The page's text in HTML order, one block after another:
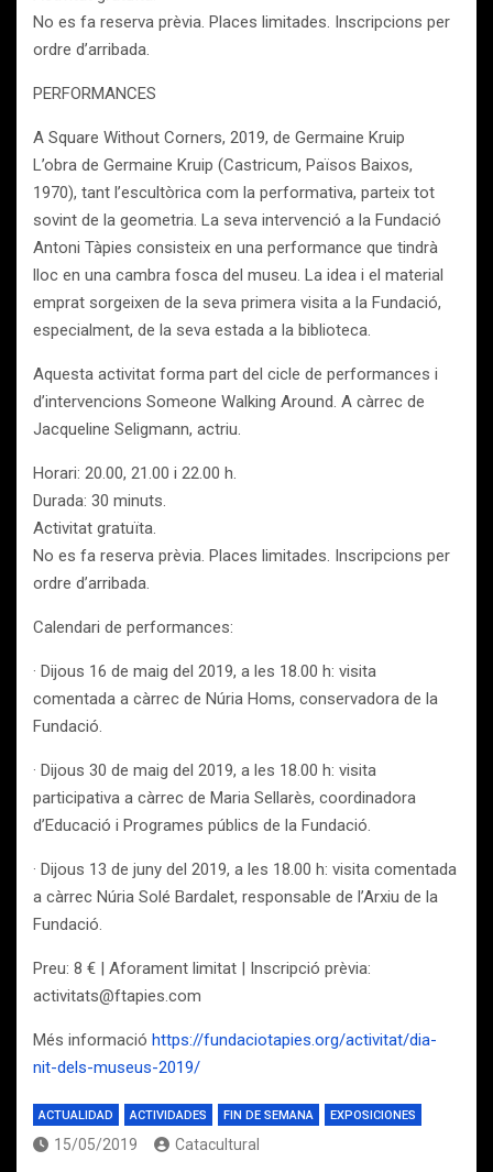
No es fa reserva prèvia. Places limitades. Inscripcions per
ordre d’arribada.
PERFORMANCES
A Square Without Corners, 2019, de Germaine Kruip
L’obra de Germaine Kruip (Castricum, Països Baixos,
1970), tant l’escultòrica com la performativa, parteix tot
sovint de la geometria. La seva intervenció a la Fundació
Antoni Tàpies consisteix en una performance que tindrà
lloc en una cambra fosca del museu. La idea i el material
emprat sorgeixen de la seva primera visita a la Fundació,
especialment, de la seva estada a la biblioteca.
Aquesta activitat forma part del cicle de performances i
d’intervencions Someone Walking Around. A càrrec de
Jacqueline Seligmann, actriu.
Horari: 20.00, 21.00 i 22.00 h.
Durada: 30 minuts.
Activitat gratuïta.
No es fa reserva prèvia. Places limitades. Inscripcions per
ordre d’arribada.
Calendari de performances:
· Dijous 16 de maig del 2019, a les 18.00 h: visita
comentada a càrrec de Núria Homs, conservadora de la
Fundació.
· Dijous 30 de maig del 2019, a les 18.00 h: visita
participativa a càrrec de Maria Sellarès, coordinadora
d’Educació i Programes públics de la Fundació.
· Dijous 13 de juny del 2019, a les 18.00 h: visita comentada
a càrrec Núria Solé Bardalet, responsable de l’Arxiu de la
Fundació.
Preu: 8 € | Aforament limitat | Inscripció prèvia:
activitats@ftapies.com
Més informació https://fundaciotapies.org/activitat/dia-
nit-dels-museus-2019/
ACTUALIDAD ACTIVIDADES FIN DE SEMANA EXPOSICIONES
15/05/2019 Catacultural